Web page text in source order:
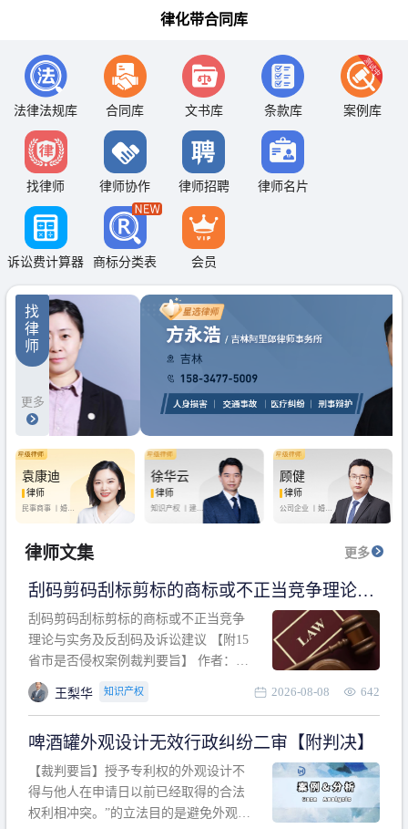
律化带合同库
法律法规库 合同库 文书库 条款库 案例库
找律师 律师协作 律师招聘 律师名片
诉讼费计算器 商标分类表 会员
找
律
师
更多
袁康迪
律师
民事商事 丨 婚姻
徐华云
律师
知识产权 丨 建设
顾健
律师
公司企业 丨婚姻
房产纠纷
律师文集 更多
刮码剪码刮标剪标的商标或不正当竞争理论与
实务及反刮码及诉讼建议 【附15省市是否侵权
案例裁判要旨】
刮码剪码刮标剪标的商标或不正当竞争
理论与实务及反刮码及诉讼建议 【附15
省市是否侵权案例裁判要旨】 作者：浙
江杭知桥律师事务所 王梨华 周靖超 【导
读】 第一部分：刮码剪码刮标剪标的商
诉讼建议 第二部分：15省市是否侵权案
例的裁判要旨 目录 第一部分、刮码剪码
刮
王梨华 知识产权 2026-08-08 642
啤酒罐外观设计无效行政纠纷二审【附判决】
【裁判要旨】授予专利权的外观设计不
得与他人在申请日以前已经取得的合法
权利相冲突。”的立法目的是避免外观设